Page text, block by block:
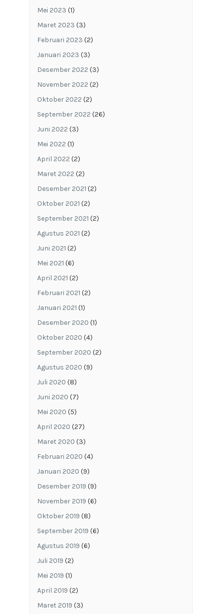
Mei 2023 (1)
Maret 2023 (3)
Februari 2023 (2)
Januari 2023 (3)
Desember 2022 (3)
November 2022 (2)
Oktober 2022 (2)
September 2022 (26)
Juni 2022 (3)
Mei 2022 (1)
April 2022 (2)
Maret 2022 (2)
Desember 2021 (2)
Oktober 2021 (2)
September 2021 (2)
Agustus 2021 (2)
Juni 2021 (2)
Mei 2021 (6)
April 2021 (2)
Februari 2021 (2)
Januari 2021 (1)
Desember 2020 (1)
Oktober 2020 (4)
September 2020 (2)
Agustus 2020 (9)
Juli 2020 (8)
Juni 2020 (7)
Mei 2020 (5)
April 2020 (27)
Maret 2020 (3)
Februari 2020 (4)
Januari 2020 (9)
Desember 2019 (9)
November 2019 (6)
Oktober 2019 (8)
September 2019 (6)
Agustus 2019 (6)
Juli 2019 (2)
Mei 2019 (1)
April 2019 (2)
Maret 2019 (3)